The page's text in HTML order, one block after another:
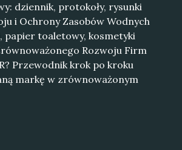
dziennik, protokoły, rysunki
i Ochrony Zasobów Wodnych
papier toaletowy, kosmetyki
Rozwoju Firm
Przewodnik krok po kroku
markę w zrównoważonym